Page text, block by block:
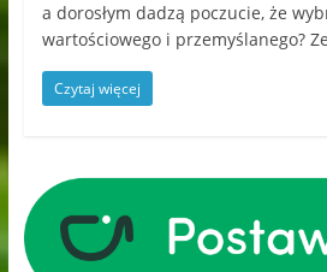
a dorosłym dadzą poczucie, że
wartościowego i przemyślanego?
Czytaj więcej